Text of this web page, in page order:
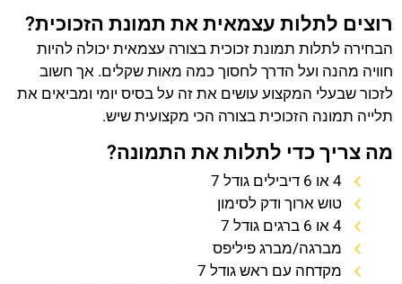
רוצים לתלות עצמאית את תמונת הזכוכית?
הבחירה לתלות תמונת זכוכית בצורה עצמאית יכולה להיות
חוויה מהנה ועל הדרך לחסוך כמה מאות שקלים. אך חשוב
לזכור שבעלי המקצוע עושים את זה על בסיס יומי ומביאים את
תלייה תמונה הזכוכית בצורה הכי מקצועית שיש.
מה צריך כדי לתלות את התמונה?
4 או 6 דיבילים גודל 7
טוש ארוך ודק לסימון
4 או 6 ברגים גודל 7
מברגה/מברג פיליפס
מקדחה עם ראש גודל 7